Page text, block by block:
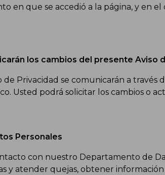
en que se accedió a la página, y en
los cambios del presente Aviso
Privacidad se comunicarán a
Usted podrá solicitar los cambios o
Personales
con nuestro Departamento de
y atender quejas, obtener